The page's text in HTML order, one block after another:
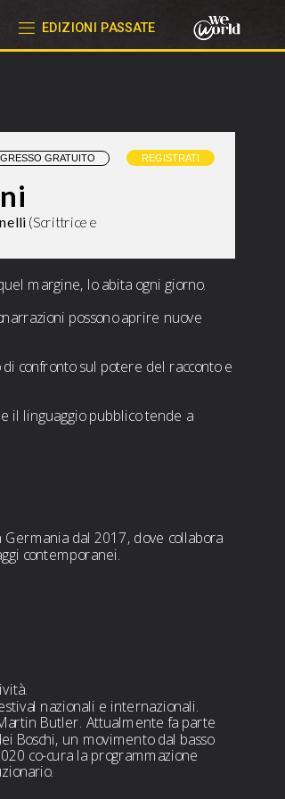
EDIZIONI PASSATE
(Scrittrice e
il linguaggio pubblico tende a
dal 2017, dove collabora
contemporanei.
nazionali e internazionali.
Butler. Attualmente fa parte
Boschi, un movimento dal basso
co-cura la programmazione